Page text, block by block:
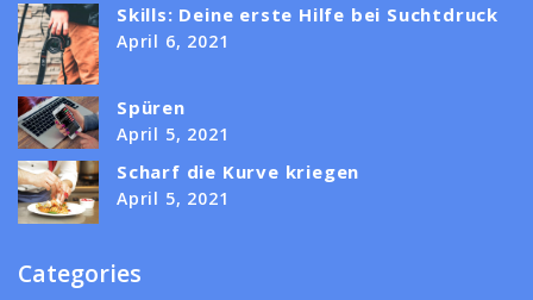
Skills: Deine erste Hilfe bei Suchtdruck
April 6, 2021
Spüren
April 5, 2021
Scharf die Kurve kriegen
April 5, 2021
Categories